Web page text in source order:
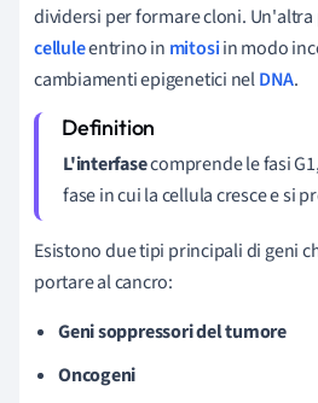
dividersi per formare cloni. Un'altra
celluleentrino in mitosiin modo
cambiamenti epigenetici nelDNA.
L'interfasecomprende le fasi
fase in cui la cellula cresce e si
Esistono due tipi principali di geni
portare al cancro:
Geni soppressori del tumore
Oncogeni